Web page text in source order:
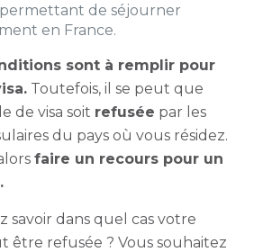
permettant de séjourner
en France.
sont à remplir pour
Toutefois, il se peut que
de visa soit refusée par les
du pays où vous résidez.
faire un recours pour un
savoir dans quel cas votre
être refusée ? Vous souhaitez